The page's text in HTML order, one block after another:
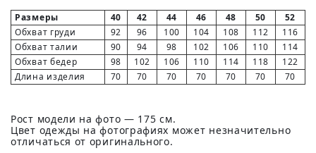
Размеры 40 42 44 46 48 50
52
Обхват груди
92 96 100 104 108 112
116
Обхват талии
90 94 98 102 106 110
114
Обхват бедер
98 102 106 110 114 118
122
Длина изделия
70 70 70 70 70 70 70
Рост модели на фото — 175 см.
Цвет одежды на фотографиях может незначительно
отличаться от оригинального.